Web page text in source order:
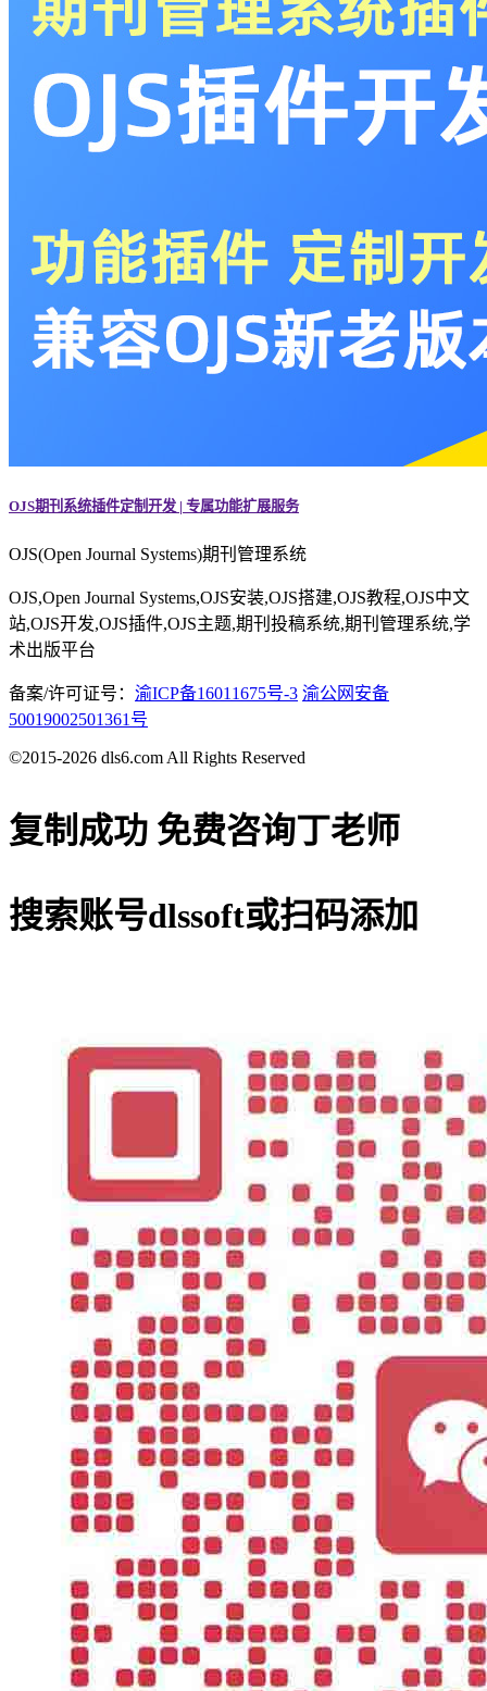
OJS期刊系统插件定制开发 | 专属功能扩展服务
OJS(Open Journal Systems)期刊管理系统
OJS,Open Journal Systems,OJS安装,OJS搭建,OJS教程,OJS中文
站,OJS开发,OJS插件,OJS主题,期刊投稿系统,期刊管理系统,学
术出版平台
备案/许可证号： 渝ICP备16011675号-3 渝公网安备
50019002501361号
©2015-2026 dls6.com All Rights Reserved
复制成功 免费咨询丁老师
搜索账号dlssoft或扫码添加